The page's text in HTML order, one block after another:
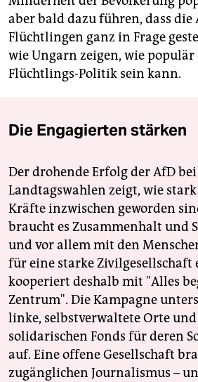
aber bald dazu führen, dass die
Flüchtlingen ganz in Frage
wie Ungarn zeigen, wie
Flüchtlings-Politik sein kann.
Die Engagierten stärken
Der drohende Erfolg der AfD
Landtagswahlen zeigt, wie
Kräfte inzwischen geworden
braucht es Zusammenhalt und
und vor allem mit den
für eine starke Zivilgesellschaft
kooperiert deshalb mit "Alles
Zentrum". Die Kampagne
linke, selbstverwaltete Orte
solidarischen Fonds für deren
auf. Eine offene Gesellschaft
zugänglichen Journalismus –